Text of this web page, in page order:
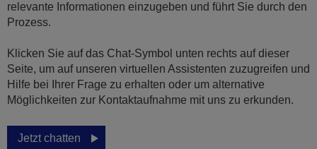
relevante Informationen einzugeben und führt Sie durch den
Prozess.
Klicken Sie auf das Chat-Symbol unten rechts auf dieser
Seite, um auf unseren virtuellen Assistenten zuzugreifen und
Hilfe bei Ihrer Frage zu erhalten oder um alternative
Möglichkeiten zur Kontaktaufnahme mit uns zu erkunden.
Jetzt chatten